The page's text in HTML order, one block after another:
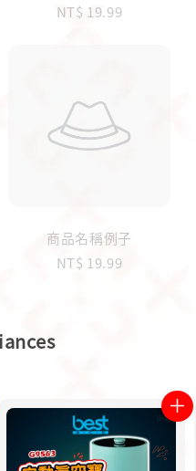
NT$ 19.99
商品名稱例子
NT$ 19.99